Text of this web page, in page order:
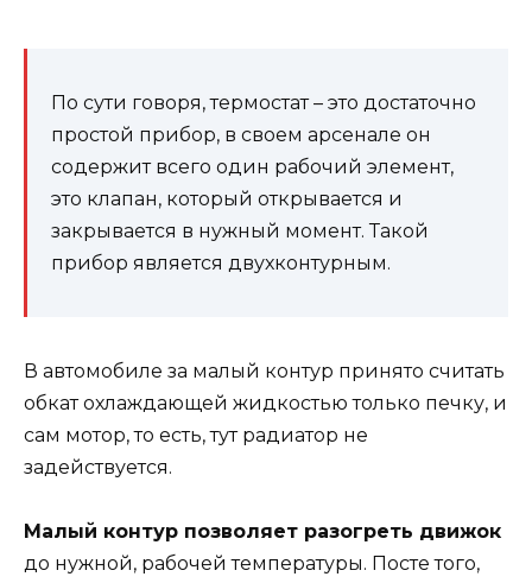
По сути говоря, термостат – это достаточно
простой прибор, в своем арсенале он
содержит всего один рабочий элемент,
это клапан, который открывается и
закрывается в нужный момент. Такой
прибор является двухконтурным.
В автомобиле за малый контур принято считать
обкат охлаждающей жидкостью только печку, и
сам мотор, то есть, тут радиатор не
задействуется.
Малый контур позволяет разогреть движок
до нужной, рабочей температуры. Посте того,